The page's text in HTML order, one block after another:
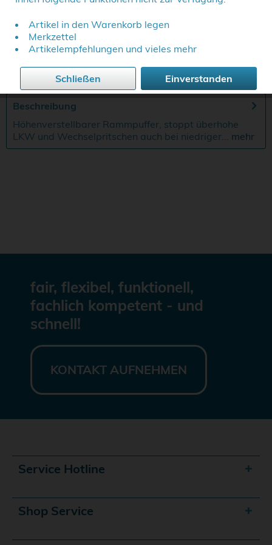
Merken
Artikel-Nr.:
Beschreibung
Höhenverstellbarer Rammpuffer, stoppt überhohe
LKW und Wechselpritschen auch bei niedriger... mehr
fair, flexibel, funktionell,
fachlich kompetent - und
schnell!
KONTAKT AUFNEHMEN
Service Hotline
Shop Service
Artikel in den Warenkorb legen
Merkzettel
Artikelempfehlungen und vieles mehr
Einverstanden
Schließen